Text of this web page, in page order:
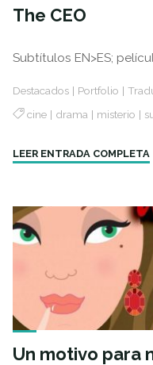
The CEO
Subtítulos EN>ES;
Destacados | Portfolio |
cine| drama | misterio |
LEER ENTRADA COMPLETA
Un motivo para